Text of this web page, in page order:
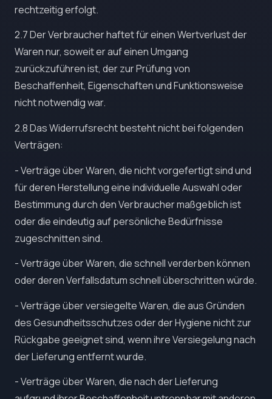
rechtzeitig erfolgt.
2.7 Der Verbraucher haftet für einen Wertverlust der
Waren nur, soweit er auf einen Umgang
zurückzuführen ist, der zur Prüfung von
Beschaffenheit, Eigenschaften und Funktionsweise
nicht notwendig war.
2.8 Das Widerrufsrecht besteht nicht bei folgenden
Verträgen:
- Verträge über Waren, die nicht vorgefertigt sind und
für deren Herstellung eine individuelle Auswahl oder
Bestimmung durch den Verbraucher maßgeblich ist
oder die eindeutig auf persönliche Bedürfnisse
zugeschnitten sind.
- Verträge über Waren, die schnell verderben können
oder deren Verfallsdatum schnell überschritten würde.
- Verträge über versiegelte Waren, die aus Gründen
des Gesundheitsschutzes oder der Hygiene nicht zur
Rückgabe geeignet sind, wenn ihre Versiegelung nach
der Lieferung entfernt wurde.
- Verträge über Waren, die nach der Lieferung